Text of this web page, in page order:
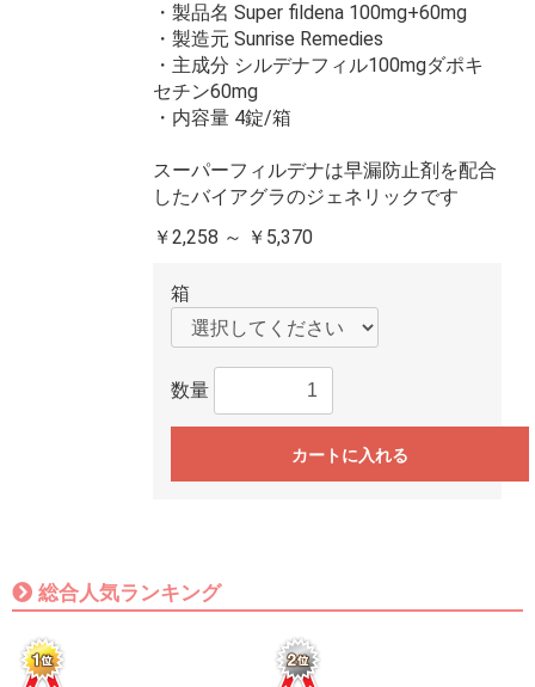
・製品名 Super fildena 100mg+60mg
・製造元 Sunrise Remedies
・主成分 シルデナフィル100mgダポキ
セチン60mg
・内容量 4錠/箱
スーパーフィルデナは早漏防止剤を配合
したバイアグラのジェネリックです
￥2,258 ～ ￥5,370
箱
数量
カートに入れる
総合人気ランキング